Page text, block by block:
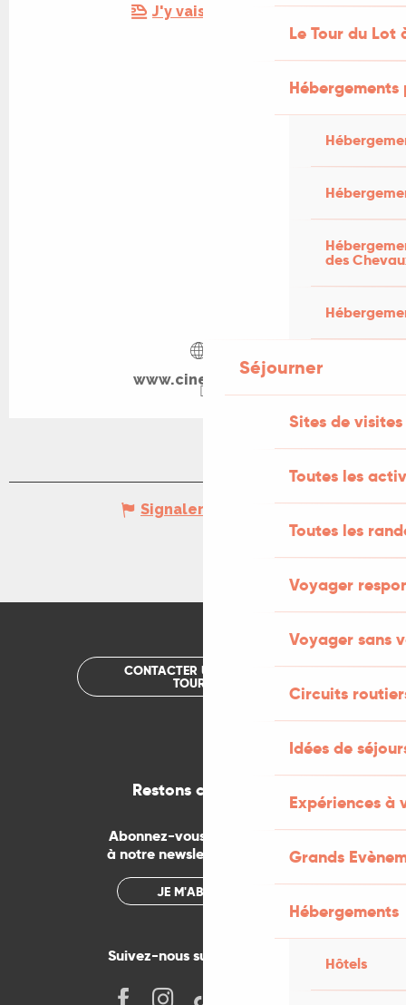
Le Tour du Lot
des
Séjourner
Sites de visites
Toutes les
Toutes les
Voyager
Voyager sans
Circuits
Idées de
Expériences à
Grands
Hébergements
Hôtels
J'y vais en train !
www.cine-lot.com
Signaler une erreur
CONTACTER UN OFFICE DE
TOURISME
Restons connectés
Abonnez-vous gratuitement
à notre newsletter mensuelle
JE M'ABONNE
Suivez-nous sur les réseaux !